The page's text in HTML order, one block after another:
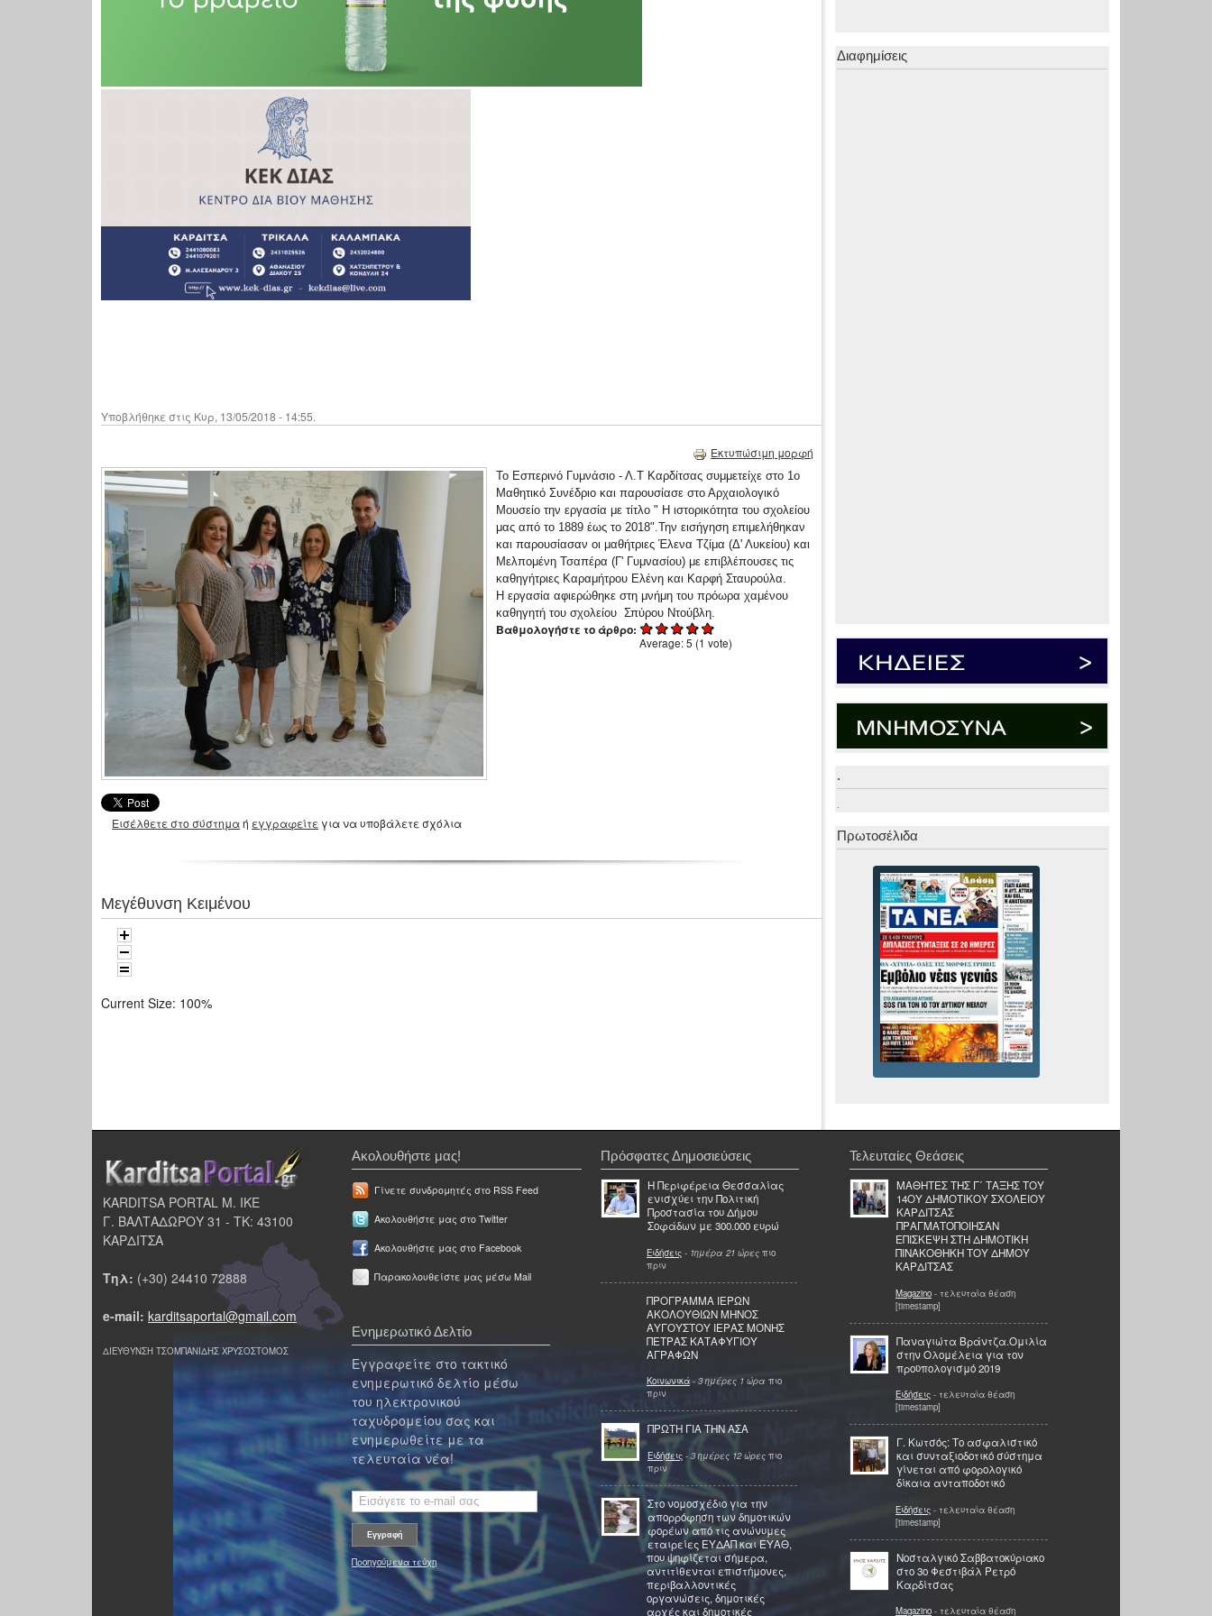
Υποβλήθηκε στις Κυρ, 13/05/2018 - 14:55.
Εκτυπώσιμη μορφή
Το Εσπερινό Γυμνάσιο - Λ.Τ Καρδίτσας συμμετείχε στο 1ο
Μαθητικό Συνέδριο και παρουσίασε στο Αρχαιολογικό
Μουσείο την εργασία με τίτλο " Η ιστορικότητα του σχολείου
μας από το 1889 έως το 2018".Την εισήγηση επιμελήθηκαν
και παρουσίασαν οι μαθήτριες Έλενα Τζίμα (Δ' Λυκείου) και
Μελπομένη Τσαπέρα (Γ' Γυμνασίου) με επιβλέπουσες τις
καθηγήτριες Καραμήτρου Ελένη και Καρφή Σταυρούλα.
Η εργασία αφιερώθηκε στη μνήμη του πρόωρα χαμένου
καθηγητή του σχολείου Σπύρου Ντούβλη.
Βαθμολογήστε το άρθρο:
Average:5 (1 vote)
Εισέλθετε στο σύστημαή εγγραφείτε για να υποβάλετε σχόλια
Μεγέθυνση Κειμένου
Current Size: 100%
Διαφημίσεις
.
.
Πρωτοσέλιδα
KARDITSA PORTAL Μ. ΙΚΕ
Γ. ΒΑΛΤΑΔΩΡΟΥ 31 - ΤΚ: 43100
ΚΑΡΔΙΤΣΑ
Τηλ: (+30) 24410 72888
e-mail: karditsaportal@gmail.com
ΔΙΕΥΘΥΝΣΗ ΤΣΟΜΠΑΝΙΔΗΣ ΧΡΥΣΟΣΤΟΜΟΣ
Ακολουθήστε μας!
Γίνετε συνδρομητές στο RSS Feed
Ακολουθήστε μας στο Twitter
Ακολουθήστε μας στο Facebook
Παρακολουθείστε μας μέσω Mail
Ενημερωτικό Δελτίο
Εγγραφείτε στο τακτικό
ενημερωτικό δελτίο μέσω
του ηλεκτρονικού
ταχυδρομείου σας και
ενημερωθείτε με τα
τελευταία νέα!
Προηγούμενα τεύχη
Πρόσφατες Δημοσιεύσεις
Η Περιφέρεια Θεσσαλίας
ενισχύει την Πολιτική
Προστασία του Δήμου
Σοφάδων με 300.000 ευρώ
Ειδήσεις - 1ημέρα 21 ώρες πιο
πριν
ΠΡΟΓΡΑΜΜΑ ΙΕΡΩΝ
ΑΚΟΛΟΥΘΙΩΝ ΜΗΝΟΣ
ΑΥΓΟΥΣΤΟΥ ΙΕΡΑΣ ΜΟΝΗΣ
ΠΕΤΡΑΣ ΚΑΤΑΦΥΓΙΟΥ
ΑΓΡΑΦΩΝ
Κοινωνικά - 3 ημέρες 1 ώρα πιο
πριν
ΠΡΩΤΗ ΓΙΑ ΤΗΝ ΑΣΑ
Ειδήσεις - 3 ημέρες 12 ώρες πιο
πριν
Στο νομοσχέδιο για την
απορρόφηση των δημοτικών
φορέων από τις ανώνυμες
εταιρείες ΕΥΔΑΠ και ΕΥΑΘ,
που ψηφίζεται σήμερα,
αντιτίθενται επιστήμονες,
περιβαλλοντικές
οργανώσεις, δημοτικές
αρχές και δημοτικές
Τελευταίες Θεάσεις
ΜΑΘΗΤΕΣ ΤΗΣ Γ΄ ΤΑΞΗΣ ΤΟΥ
14ΟΥ ΔΗΜΟΤΙΚΟΥ ΣΧΟΛΕΙΟΥ
ΚΑΡΔΙΤΣΑΣ
ΠΡΑΓΜΑΤΟΠΟΙΗΣΑΝ
ΕΠΙΣΚΕΨΗ ΣΤΗ ΔΗΜΟΤΙΚΗ
ΠΙΝΑΚΟΘΗΚΗ ΤΟΥ ΔΗΜΟΥ
ΚΑΡΔΙΤΣΑΣ
Magazino - τελευταία θέαση
[timestamp]
Παναγιώτα Βράντζα.Ομιλία
στην Ολομέλεια για τον
προϋπολογισμό 2019
Ειδήσεις - τελευταία θέαση
[timestamp]
Γ. Κωτσός: Το ασφαλιστικό
και συνταξιοδοτικό σύστημα
γίνεται από φορολογικό
δίκαια ανταποδοτικό
Ειδήσεις - τελευταία θέαση
[timestamp]
Νοσταλγικό Σαββατοκύριακο
στο 3ο Φεστιβάλ Ρετρό
Καρδίτσας
Magazino - τελευταία θέαση